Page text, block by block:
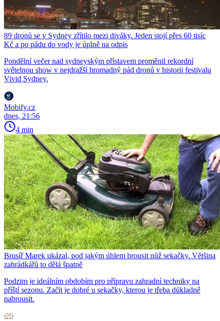
89 dronů se v Sydney zřítilo mezi diváky. Jeden stojí přes 60 tisíc
Kč a po pádu do vody je úplně na odpis
Pondělní večer nad sydneyským přístavem proměnil rekordní
světelnou show v nejdražší hromadný pád dronů v historii festivalu
Vivid Sydney.
Mobify.cz
dnes, 21:56
4 min
Brusíř Marek ukázal, pod jakým úhlem brousit nůž sekačky. Většina
zahrádkářů to dělá špatně
Podzim je ideálním obdobím pro přípravu zahradní techniky na
příští sezonu. Začít je dobré u sekačky, kterou je třeba důkladně
nabrousit.